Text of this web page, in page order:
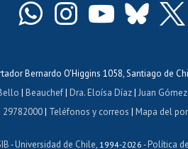
Bernardo O'Higgins 1058, Santiago de
| Beauchef| Dra. Eloísa Díaz| Juan
29782000| Teléfonos y correos |Mapa del
-Universidad de Chile , 1994-2026 -Política